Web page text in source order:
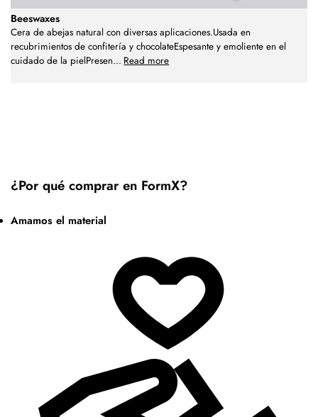
Beeswaxes
Cera de abejas natural con diversas aplicaciones.Usada en
recubrimientos de confitería y chocolateEspesante y emoliente en el
cuidado de la pielPresen... Read more
¿Por qué comprar en FormX?
Amamos el material